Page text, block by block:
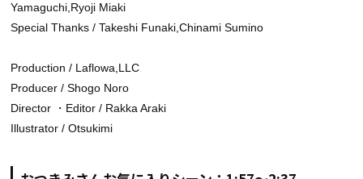
Yamaguchi,Ryoji Miaki
Special Thanks / Takeshi Funaki,Chinami Sumino
Production / Laflowa,LLC
Producer / Shogo Noro
Director ・Editor / Rakka Araki
Illustrator / Otsukimi